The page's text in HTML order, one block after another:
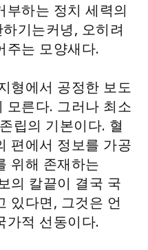
부하는 정치 세력의
기는커녕, 오히려
주는 모양새다.
형에서 공정한 보도
모른다. 그러나 최소
립의 기본이다. 혈
편에서 정보를 가공
위해 존재하는
의 칼끝이 결국 국
있다면, 그것은 언
가적 선동이다.